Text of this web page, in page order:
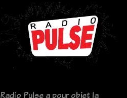
Radio Pulse a pour objet la